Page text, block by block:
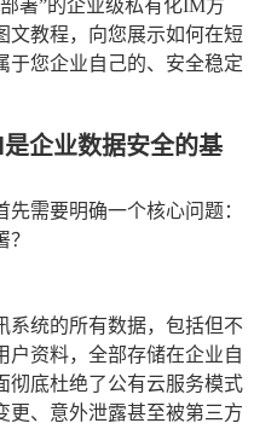
署”的企业级私有化IM方
文教程，向您展示如何在短
于您企业自己的、安全稳定
企业数据安全的基
需要明确一个核心问题：
系统的所有数据，包括但不
户资料，全部存储在企业自
彻底杜绝了公有云服务模式
更、意外泄露甚至被第三方